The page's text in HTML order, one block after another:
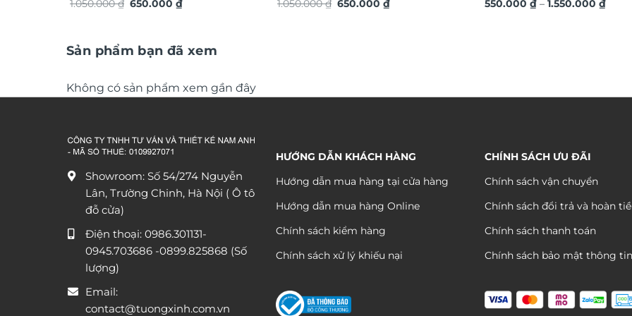
cấp xu hướng trang trí 2026 phong
1.050.000₫ Giá
650.000₫Giá
cấp xu hướng trang trí 2026 phong
1.050.000₫ Giá
650.000₫Giá
vàng nổi 3D chi tiết TM087
550.000 ₫ – 1.550.000 ₫
Sản phẩm bạn đã xem
Không có sản phẩm xem gần đây
Showroom: Số 54/274 Nguyễn
Lân, Trường Chinh, Hà Nội ( Ô tô
đỗ cửa)
Điện thoại: 0986.301131-
0945.703686 -0899.825868 (Số
lượng)
Email:
contact@tuongxinh.com.vn
HƯỚNG DẪN KHÁCH HÀNG
Hướng dẫn mua hàng tại cửa hàng
Hướng dẫn mua hàng Online
Chính sách kiểm hàng
Chính sách xử lý khiếu nại
CHÍNH SÁCH ƯU ĐÃI
Chính sách vận chuyển
Chính sách đổi trả và hoàn
Chính sách thanh toán
Chính sách bảo mật thông tin